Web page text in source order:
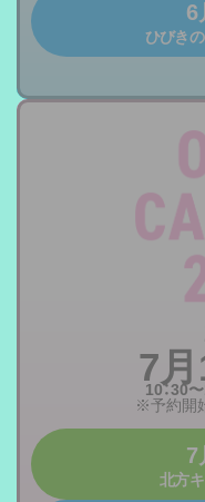
6
ひびき
7月
10：30
※予約開
7
北方